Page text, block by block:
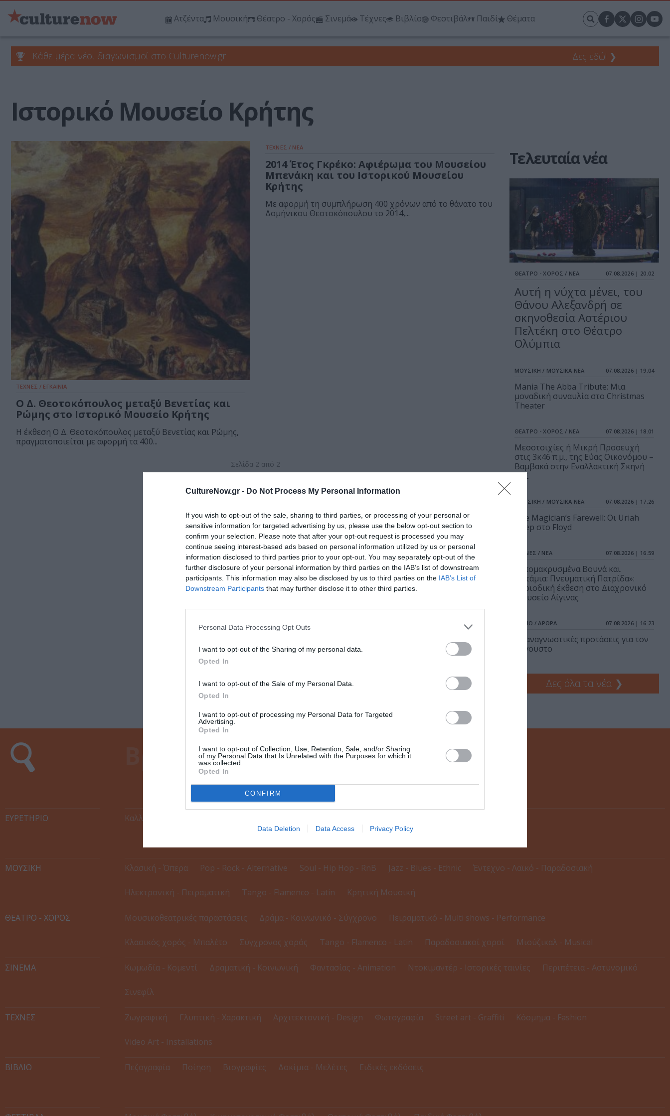
CultureNow.gr - Do Not Process My Personal Information
If you wish to opt-out of the sale, sharing to third parties, or processing of your personal or
sensitive information for targeted advertising by us, please use the below opt-out section to
confirm your selection. Please note that after your opt-out request is processed you may
continue seeing interest-based ads based on personal information utilized by us or personal
information disclosed to third parties prior to your opt-out. You may separately opt-out of the
further disclosure of your personal information by third parties on the IAB’s list of downstream
participants. This information may also be disclosed by us to third parties on the IAB’s List of
Downstream Participants that may further disclose it to other third parties.
Personal Data Processing Opt Outs
I want to opt-out of the Sharing of my personal data.
Opted In
I want to opt-out of the Sale of my Personal Data.
Opted In
I want to opt-out of processing my Personal Data for Targeted
Advertising.
Opted In
I want to opt-out of Collection, Use, Retention, Sale, and/or Sharing
of my Personal Data that Is Unrelated with the Purposes for which it
was collected.
Opted In
CONFIRM
Data Deletion Data Access Privacy Policy
Ατζέντα Μουσική Θέατρο - Χορός Σινεμά Τέχνες Βιβλίο Φεστιβάλ Παιδί Θέματα
Κάθε μέρα νέοι διαγωνισμοί στο Culturenow.gr Δες εδώ! ❯
Ιστορικό Μουσείο Κρήτης
ΤΕΧΝΕΣ / ΕΓΚΑΙΝΙΑ
Ο Δ. Θεοτοκόπουλος μεταξύ Βενετίας και
Ρώμης στο Ιστορικό Μουσείο Κρήτης
Η έκθεση Ο Δ. Θεοτοκόπουλος μεταξύ Βενετίας και Ρώμης,
πραγματοποιείται με αφορμή τα 400...
ΤΕΧΝΕΣ / ΝΕΑ
2014 Έτος Γκρέκο: Αφιέρωμα του Μουσείου
Μπενάκη και του Ιστορικού Μουσείου
Κρήτης
Με αφορμή τη συμπλήρωση 400 χρόνων από το θάνατο του
Δομήνικου Θεοτοκόπουλου το 2014,...
Σελίδα 2 από 2
Τελευταία νέα
ΘΕΑΤΡΟ - ΧΟΡΟΣ / ΝΕΑ 07.08.2026 | 20.02
Αυτή η νύχτα μένει, του
Θάνου Αλεξανδρή σε
σκηνοθεσία Αστέριου
Πελτέκη στο Θέατρο
Ολύμπια
ΜΟΥΣΙΚΗ / ΜΟΥΣΙΚΑ ΝΕΑ 07.08.2026 | 19.04
Mania The Abba Tribute: Μια
μοναδική συναυλία στο Christmas
Theater
ΘΕΑΤΡΟ - ΧΟΡΟΣ / ΝΕΑ 07.08.2026 | 18.01
Μεσοτοιχίες ή Μικρή Προσευχή
στις 3κ46 π.μ., της Εύας Οικονόμου –
Βαμβακά στην Εναλλακτική Σκηνή
ΕΛΣ
ΜΟΥΣΙΚΗ / ΜΟΥΣΙΚΑ ΝΕΑ 07.08.2026 | 17.26
The Magician’s Farewell: Οι Uriah
Heep στο Floyd
ΤΕΧΝΕΣ / ΝΕΑ 07.08.2026 | 16.59
«Απομακρυσμένα Βουνά και
Ποτάμια: Πνευματική Πατρίδα»:
Περιοδική έκθεση στο Διαχρονικό
Μουσείο Αίγινας
ΒΙΒΛΙΟ / ΑΡΘΡΑ 07.08.2026 | 16.23
25 αναγνωστικές προτάσεις για τον
Αύγουστο
Δες όλα τα νέα ❯
ΕΥΡΕΤΉΡΙΟ Καλλιτέχνες
ΜΟΥΣΙΚΗ Κλασική - Όπερα Pop - Rock - Alternative Soul - Hip Hop - RnB Jazz - Blues - Ethnic Έντεχνο - Λαϊκό - Παραδοσιακή
Ηλεκτρονική - Πειραματική Tango - Flamenco - Latin Κρητική Μουσική
ΘΕΑΤΡΟ - ΧΟΡΟΣ Μουσικοθεατρικές παραστάσεις Δράμα - Κοινωνικό - Σύγχρονο Πειραματικό - Multi shows - Performance
Κλασικός χορός - Μπαλέτο Σύγχρονος χορός Tango - Flamenco - Latin Παραδοσιακοί χοροί Μιούζικαλ - Musical
ΣΙΝΕΜΑ Κωμωδία - Κομεντί Δραματική - Κοινωνική Φαντασίας - Animation Ντοκιμαντέρ - Ιστορικές ταινίες Περιπέτεια - Αστυνομικό
Σινεφίλ
ΤΕΧΝΕΣ Ζωγραφική Γλυπτική - Χαρακτική Αρχιτεκτονική - Design Φωτογραφία Street art - Graffiti Κόσμημα - Fashion
Video Art - Installations
ΒΙΒΛΙΟ Πεζογραφία Ποίηση Βιογραφίες Δοκίμια - Μελέτες Ειδικές εκδόσεις